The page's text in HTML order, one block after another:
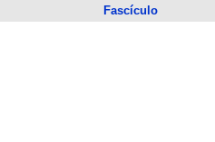
Fascículo